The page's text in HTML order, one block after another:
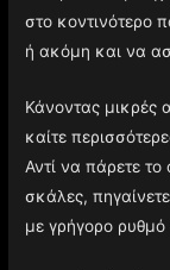
στο κοντινότερο
ή ακόμη και να
Κάνοντας μικρές
καίτε
Αντί να πάρετε
σκάλες,
με γρήγορο ρυθμό